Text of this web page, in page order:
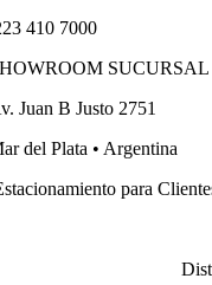
410 7000
SUCURSAL
Juan B Justo 2751
del Plata • Argentina
para